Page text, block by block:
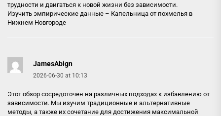
трудности и двигаться к новой жизни без зависимости.
Изучить эмпирические данные – Капельница от похмелья в
Нижнем Новгороде
JamesAbign
2026-06-30 at 10:13
Этот обзор сосредоточен на различных подходах к избавлению от
зависимости. Мы изучим традиционные и альтернативные
методы, а также их сочетание для достижения максимальной